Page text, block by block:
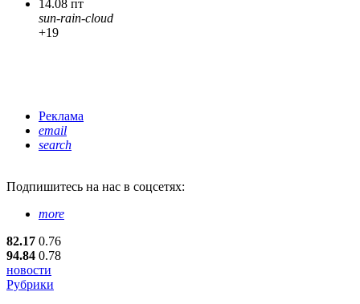
14.08 пт
sun-rain-cloud
+19
Реклама
email
search
Подпишитесь на нас в соцсетях:
more
82.17 0.76
94.84 0.78
новости
Рубрики